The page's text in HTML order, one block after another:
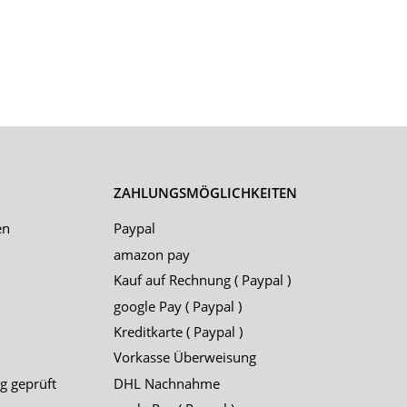
geprüft
ZAHLUNGSMÖGLICHKEITEN
Paypal
amazon pay
Kauf auf Rechnung ( Paypal )
google Pay ( Paypal )
Kreditkarte ( Paypal )
Vorkasse Überweisung
DHL Nachnahme